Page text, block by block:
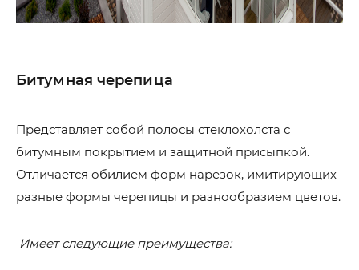
Битумная черепица
Представляет собой полосы стеклохолста с
битумным покрытием и защитной присыпкой.
Отличается обилием форм нарезок, имитирующих
разные формы черепицы и разнообразием цветов.
Имеет следующие преимущества: